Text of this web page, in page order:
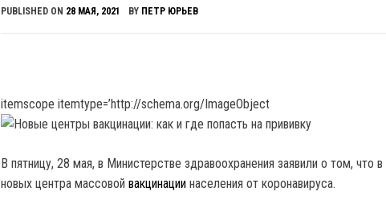
PUBLISHED ON 28 МАЯ, 2021 BY ПЕТР ЮРЬЕВ
itemscope itemtype=’http://schema.org/ImageObject
В пятницу, 28 мая, в Министерстве здравоохранения заявили о том, что
новых центра массовой вакцинации населения от коронавируса.